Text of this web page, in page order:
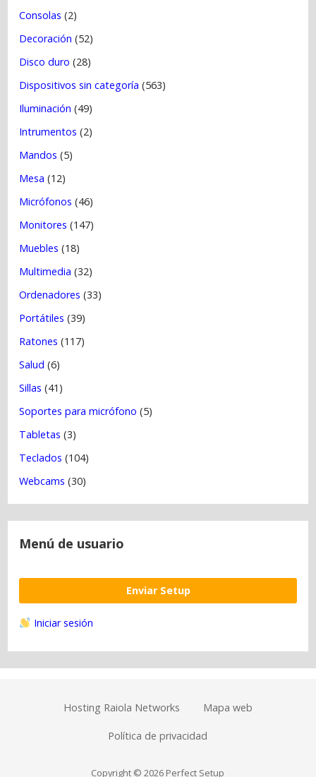
Consolas (2)
Decoración (52)
Disco duro (28)
Dispositivos sin categoría (563)
Iluminación (49)
Intrumentos (2)
Mandos (5)
Mesa (12)
Micrófonos (46)
Monitores (147)
Muebles (18)
Multimedia (32)
Ordenadores (33)
Portátiles (39)
Ratones (117)
Salud (6)
Sillas (41)
Soportes para micrófono (5)
Tabletas (3)
Teclados (104)
Webcams (30)
Menú de usuario
Enviar Setup
Iniciar sesión
Hosting Raiola Networks Mapa web
Política de privacidad
Copyright © 2026 Perfect Setup